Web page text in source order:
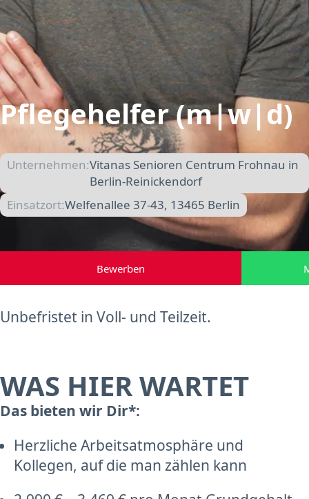
Pflegehelfer (m|w|d)
Unternehmen:Vitanas Senioren Centrum Frohnau in
Berlin-Reinickendorf
Einsatzort:Welfenallee 37-43, 13465 Berlin
Bewerben
Unbefristet in Voll- und Teilzeit.
WAS HIER WARTET
Das bieten wir Dir*:
Herzliche Arbeitsatmosphäre und
Kollegen, auf die man zählen kann